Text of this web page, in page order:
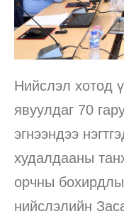
Нийслэл хотод
явуулдаг 70
эгнээндээ
худалдааны
орчны
нийслэлийн